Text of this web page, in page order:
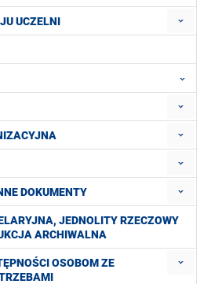
UCZELNI
DOKUMENTY
JEDNOLITY RZECZOWY
ARCHIWALNA
OSOBOM ZE